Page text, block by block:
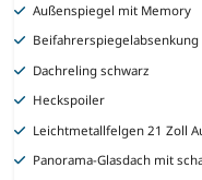
Außenspiegel mit Memory
Beifahrerspiegelabsenkung
Dachreling schwarz
Heckspoiler
Leichtmetallfelgen 21 Zoll
Panorama-Glasdach mit